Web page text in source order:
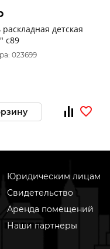
детская
с89
023699
Юридическим лицам
Свидетельство
Аренда помещений
Наши партнеры